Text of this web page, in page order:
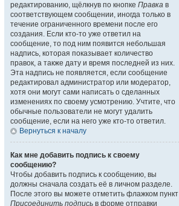
редактированию, щёлкнув по кнопке Правка в
соответствующем сообщении, иногда только в
течение ограниченного времени после его
создания. Если кто-то уже ответил на
сообщение, то под ним появится небольшая
надпись, которая показывает количество
правок, а также дату и время последней из них.
Эта надпись не появляется, если сообщение
редактировал администратор или модератор,
хотя они могут сами написать о сделанных
изменениях по своему усмотрению. Учтите, что
обычные пользователи не могут удалить
сообщение, если на него уже кто-то ответил.
Вернуться к началу
Как мне добавить подпись к своему
сообщению?
Чтобы добавить подпись к сообщению, вы
должны сначала создать её в личном разделе.
После этого вы можете отметить флажком пункт
Присоединить подпись в форме отправки